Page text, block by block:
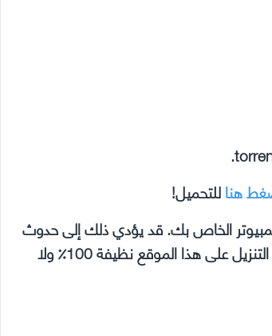
هناللتحميل!
الخاص بك. قد يؤدي ذلك إلى حدوث
مشكلات في اللعبة التي تقوم بتثبيتها مثل الأعطال والأخطاء. جميع ملفات التنزيل على هذا الموقع نظيفة 100٪ ولا